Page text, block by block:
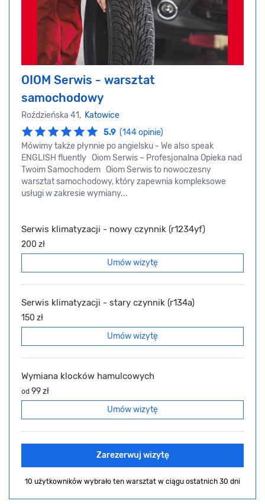
OIOM Serwis - warsztat
samochodowy
Roździeńska 41, Katowice
5.9 (144 opinie)
Mówimy także płynnie po angielsku - We also speak
ENGLISH fluently Oiom Serwis – Profesjonalna Opieka nad
Twoim Samochodem Oiom Serwis to nowoczesny
warsztat samochodowy, który zapewnia kompleksowe
usługi w zakresie wymiany...
Serwis klimatyzacji - nowy czynnik (r1234yf)
200 zł
Umów wizytę
Serwis klimatyzacji - stary czynnik (r134a)
150 zł
Umów wizytę
Wymiana klocków hamulcowych
od 99 zł
Umów wizytę
Zarezerwuj wizytę
10 użytkowników wybrało ten warsztat w ciągu ostatnich 30 dni